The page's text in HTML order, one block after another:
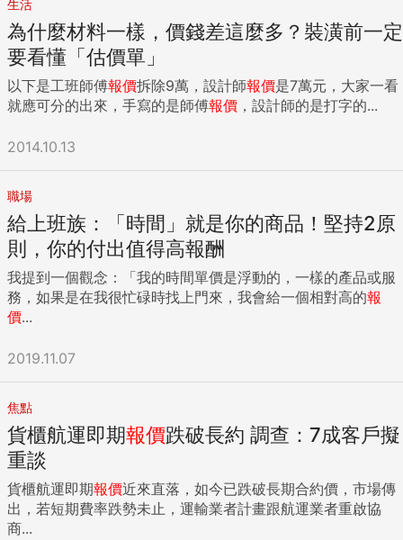
生活
為什麼材料一樣，價錢差這麼多？裝潢前一定
要看懂「估價單」
以下是工班師傅報價拆除9萬，設計師報價是7萬元，大家一看
就應可分的出來，手寫的是師傅報價 ，設計師的是打字的...
2014.10.13
職場
給上班族：「時間」就是你的商品！堅持2原
則，你的付出值得高報酬
我提到一個觀念：「我的時間單價是浮動的，一樣的產品或服
務，如果是在我很忙碌時找上門來，我會給一個相對高的報
價...
2019.11.07
焦點
貨櫃航運即期報價跌破長約 調查：7成客戶擬
重談
貨櫃航運即期報價近來直落，如今已跌破長期合約價，市場傳
出，若短期費率跌勢未止，運輸業者計畫跟航運業者重啟協
商...